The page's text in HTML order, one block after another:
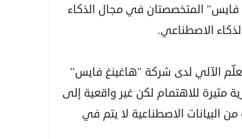
فايس" المتخصصتان في مجال الذكاء
الاصطناعي.
الآلي لدى شركة "هاغينغ فايس"
مثيرة للاهتمام لكن غير واقعية إلى
البيانات الاصطناعية لا يتم في